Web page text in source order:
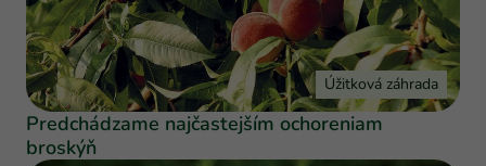
Úžitková záhrada
Predchádzame najčastejším ochoreniam
broskýň